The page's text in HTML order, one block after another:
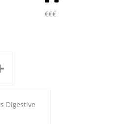
€€€
Digestive